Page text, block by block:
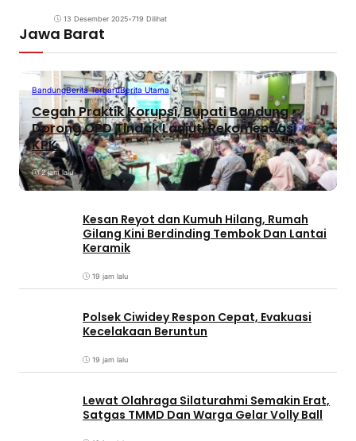
13 Desember 2025•719 Dilihat
Jawa Barat
BandungBerita TerbaruBerita Utama
Cegah Praktik Korupsi, Bupati Bandung
Dorong OPD Tindak Lanjuti Rekomendasi
KPK
2 jam lalu
Kesan Reyot dan Kumuh Hilang, Rumah
Gilang Kini Berdinding Tembok Dan Lantai
Keramik
19 jam lalu
Polsek Ciwidey Respon Cepat, Evakuasi
Kecelakaan Beruntun
19 jam lalu
Lewat Olahraga Silaturahmi Semakin Erat,
Satgas TMMD Dan Warga Gelar Volly Ball